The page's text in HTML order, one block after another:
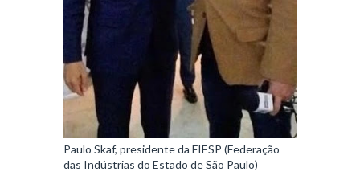
Paulo Skaf, presidente da FIESP (Federação
das Indústrias do Estado de São Paulo)